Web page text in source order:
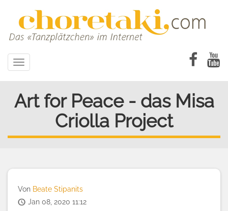
Toggle
navigation
Art for Peace - das Misa
Criolla Project
Von Beate Stipanits
Jan 08, 2020 11:12